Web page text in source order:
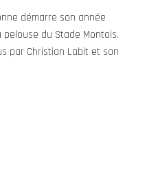
démarre son année
du Stade Montois.
par Christian Labit et son